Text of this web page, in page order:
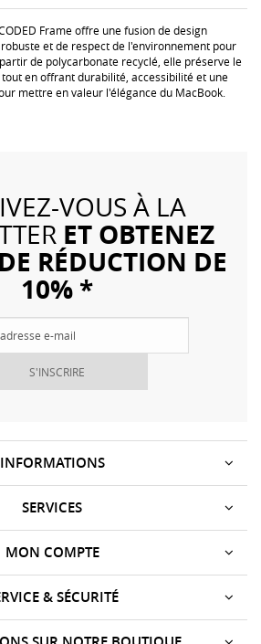
Frame offre une fusion de design
et de respect de l'environnement pour
de polycarbonate recyclé, elle préserve le
en offrant durabilité, accessibilité et une
mettre en valeur l'élégance du MacBook.
VOUS À LA
ET OBTENEZ
RÉDUCTION DE
10% *
S'INSCRIRE
INFORMATIONS
SERVICES
& SÉCURITÉ
MON COMPTE